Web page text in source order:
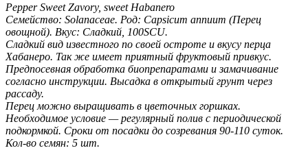
Pepper Sweet Zavory, sweet Habanero
Семейство: Solanaceae. Род: Capsicum annuum (Перец
овощной). Вкус: Сладкий, 100SCU.
Сладкий вид известного по своей остроте и вкусу перца
Хабанеро. Так же имеет приятный фруктовый привкус.
Предпосевная обработка биопрепаратами и замачивание
согласно инструкции. Высадка в открытый грунт через
рассаду.
Перец можно выращивать в цветочных горшках.
Необходимое условие — регулярный полив с периодической
подкормкой. Сроки от посадки до созревания 90-110 суток.
Кол-во семян: 5 шт.